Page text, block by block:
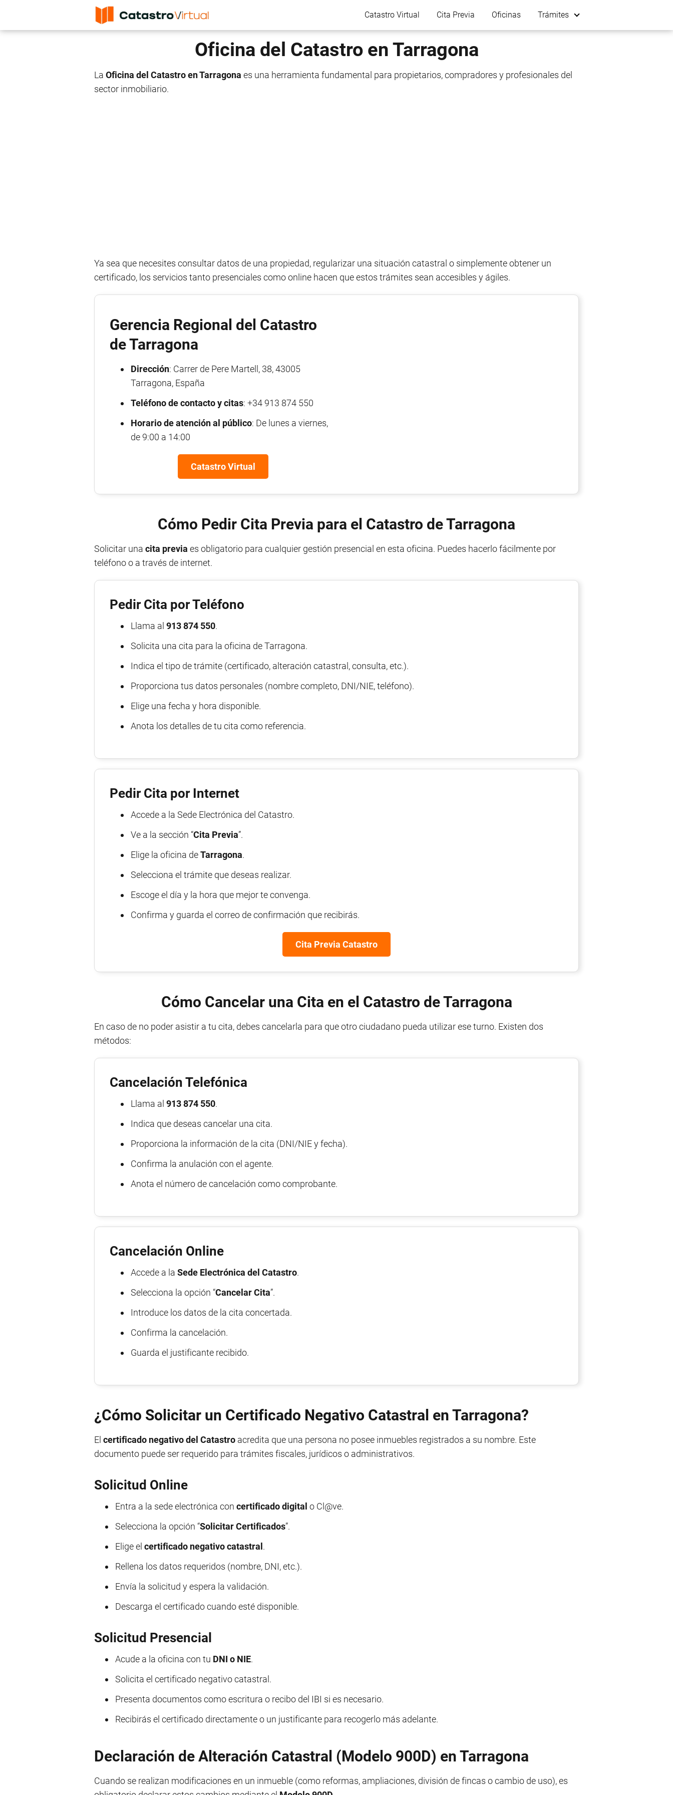
Catastro Virtual Cita Previa Oficinas Trámites
Oficina del Catastro en Tarragona
La Oficina del Catastro en Tarragona es una herramienta fundamental para propietarios, compradores y profesionales del
sector inmobiliario.
Ya sea que necesites consultar datos de una propiedad, regularizar una situación catastral o simplemente obtener un
certificado, los servicios tanto presenciales como online hacen que estos trámites sean accesibles y ágiles.
Gerencia Regional del Catastro
de Tarragona
Dirección: Carrer de Pere Martell, 38, 43005
Tarragona, España
Teléfono de contacto y citas: +34 913 874 550
Horario de atención al público: De lunes a viernes,
de 9:00 a 14:00
Catastro Virtual
Cómo Pedir Cita Previa para el Catastro de Tarragona
Solicitar una cita previa es obligatorio para cualquier gestión presencial en esta oficina. Puedes hacerlo fácilmente por
teléfono o a través de internet.
Pedir Cita por Teléfono
Llama al 913 874 550.
Solicita una cita para la oficina de Tarragona.
Indica el tipo de trámite (certificado, alteración catastral, consulta, etc.).
Proporciona tus datos personales (nombre completo, DNI/NIE, teléfono).
Elige una fecha y hora disponible.
Anota los detalles de tu cita como referencia.
Pedir Cita por Internet
Accede a la Sede Electrónica del Catastro.
Ve a la sección “Cita Previa”.
Elige la oficina deTarragona.
Selecciona el trámite que deseas realizar.
Escoge el día y la hora que mejor te convenga.
Confirma y guarda el correo de confirmación que recibirás.
Cita Previa Catastro
Cómo Cancelar una Cita en el Catastro de Tarragona
En caso de no poder asistir a tu cita, debes cancelarla para que otro ciudadano pueda utilizar ese turno. Existen dos
métodos:
Cancelación Telefónica
Llama al 913 874 550.
Indica que deseas cancelar una cita.
Proporciona la información de la cita (DNI/NIE y fecha).
Confirma la anulación con el agente.
Anota el número de cancelación como comprobante.
Cancelación Online
Accede a la Sede Electrónica del Catastro.
Selecciona la opción “Cancelar Cita”.
Introduce los datos de la cita concertada.
Confirma la cancelación.
Guarda el justificante recibido.
¿Cómo Solicitar un Certificado Negativo Catastral en Tarragona?
El certificado negativo del Catastro acredita que una persona no posee inmuebles registrados a su nombre. Este
documento puede ser requerido para trámites fiscales, jurídicos o administrativos.
Solicitud Online
Entra a la sede electrónica con certificado digital o Cl@ve.
Selecciona la opción “Solicitar Certificados”.
Elige el certificado negativo catastral .
Rellena los datos requeridos (nombre, DNI, etc.).
Envía la solicitud y espera la validación.
Descarga el certificado cuando esté disponible.
Solicitud Presencial
Acude a la oficina con tu DNI o NIE.
Solicita el certificado negativo catastral.
Presenta documentos como escritura o recibo del IBI si es necesario.
Recibirás el certificado directamente o un justificante para recogerlo más adelante.
Declaración de Alteración Catastral (Modelo 900D) en Tarragona
Cuando se realizan modificaciones en un inmueble (como reformas, ampliaciones, división de fincas o cambio de uso), es